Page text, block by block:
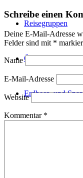
Reisegruppen
Öffnungszeiten
Erdbeer- und
Schreibe einen
Deine E-Mail-Adresse
Felder sind mit *
Name
E-Mail-Adresse
Website
Kommentar *